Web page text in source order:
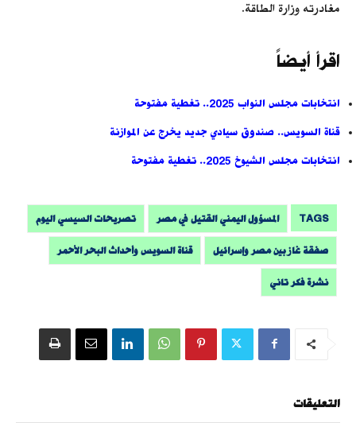
مغادرته وزارة الطاقة.
اقرأ أيضاً
انتخابات مجلس النواب 2025.. تغطية مفتوحة
قناة السويس.. صندوق سيادي جديد يخرج عن الموازنة
انتخابات مجلس الشيوخ 2025.. تغطية مفتوحة
TAGS المسؤول اليمني القتيل في مصر تصريحات السيسي اليوم
صفقة غاز بين مصر وإسرائيل قناة السويس وأحداث البحر الأحمر
نشرة فكر تاني
التعليقات